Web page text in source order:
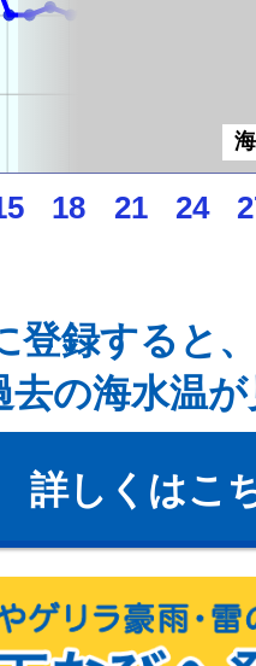
18 21 24
登録すると
去の海水温
詳しくはこ